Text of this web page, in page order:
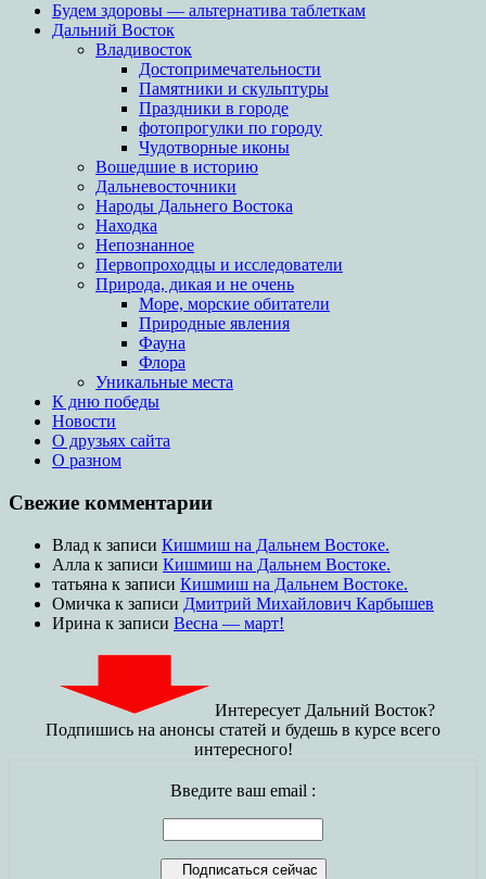
Будем здоровы — альтернатива таблеткам
Дальний Восток
Владивосток
Достопримечательности
Памятники и скульптуры
Праздники в городе
фотопрогулки по городу
Чудотворные иконы
Вошедшие в историю
Дальневосточники
Народы Дальнего Востока
Находка
Непознанное
Первопроходцы и исследователи
Природа, дикая и не очень
Море, морские обитатели
Природные явления
Фауна
Флора
Уникальные места
К дню победы
Новости
О друзьях сайта
О разном
Свежие комментарии
Влад к записи Кишмиш на Дальнем Востоке.
Алла к записи Кишмиш на Дальнем Востоке.
татьяна к записи Кишмиш на Дальнем Востоке.
Омичка к записи Дмитрий Михайлович Карбышев
Ирина к записи Весна — март!
Интересует Дальний Восток?
Подпишись на анонсы статей и будешь в курсе всего
интересного!
Введите ваш email :